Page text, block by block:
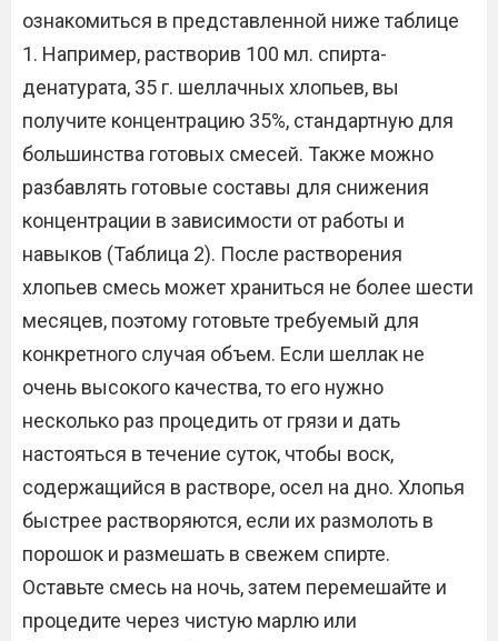
ознакомиться в представленной ниже таблице
1. Например, растворив 100 мл. спирта-
денатурата, 35 г. шеллачных хлопьев, вы
получите концентрацию 35%, стандартную для
большинства готовых смесей. Также можно
разбавлять готовые составы для снижения
концентрации в зависимости от работы и
навыков (Таблица 2). После растворения
хлопьев смесь может храниться не более шести
месяцев, поэтому готовьте требуемый для
конкретного случая объем. Если шеллак не
очень высокого качества, то его нужно
несколько раз процедить от грязи и дать
настояться в течение суток, чтобы воск,
содержащийся в растворе, осел на дно. Хлопья
быстрее растворяются, если их размолоть в
порошок и размешать в свежем спирте.
Оставьте смесь на ночь, затем перемешайте и
процедите через чистую марлю или